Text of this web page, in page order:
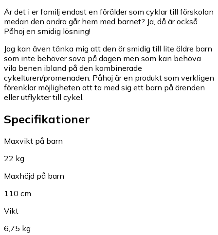
Är det i er familj endast en förälder som cyklar till förskolan
medan den andra går hem med barnet? Ja, då är också
Påhoj en smidig lösning!
Jag kan även tänka mig att den är smidig till lite äldre barn
som inte behöver sova på dagen men som kan behöva
vila benen ibland på den kombinerade
cykelturen/promenaden. Påhoj är en produkt som verkligen
förenklar möjligheten att ta med sig ett barn på ärenden
eller utflykter till cykel.
Specifikationer
Maxvikt på barn
22 kg
Maxhöjd på barn
110 cm
Vikt
6,75 kg